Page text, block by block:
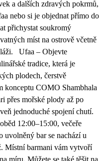
a dalších zdravých pokrmů,
nebo si je objednat přímo do
přichystat soukromý
míst na ostrově včetně
Ufaa – Objevte
tradice, která je
plodech, čerstvě
konceptu COMO Shambhala
přes mořské plody až po
jednoduché spojení chutí.
12:00–15:00, večeře
bar se nachází u
Místní barmani vám vytvoří
míru. Můžete se také těšit na